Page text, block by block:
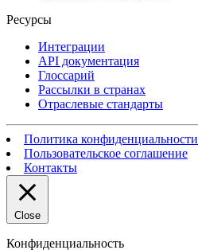
Ресурсы
Интеграции
API документация
Глоссарий
Рассылки в странах
Отраслевые стандарты
Политика конфиденциальности
Пользовательское соглашение
Контакты
Close
Конфиденциальность